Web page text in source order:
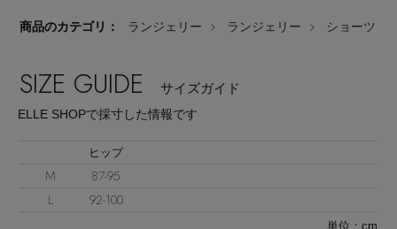
Stay in
商品のカテゴリ： ランジェリー ランジェリー ショーツ
SIZE GUIDE サイズガイド
ELLE SHOPで採寸した情報です
ヒップ
M
87-95
L
92-100
単位：cm